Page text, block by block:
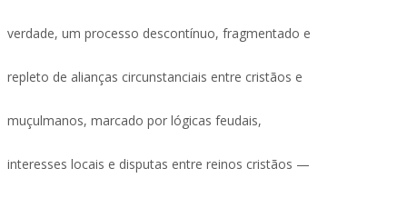
verdade, um processo descontínuo, fragmentado e
repleto de alianças circunstanciais entre cristãos e
muçulmanos, marcado por lógicas feudais,
interesses locais e disputas entre reinos cristãos —